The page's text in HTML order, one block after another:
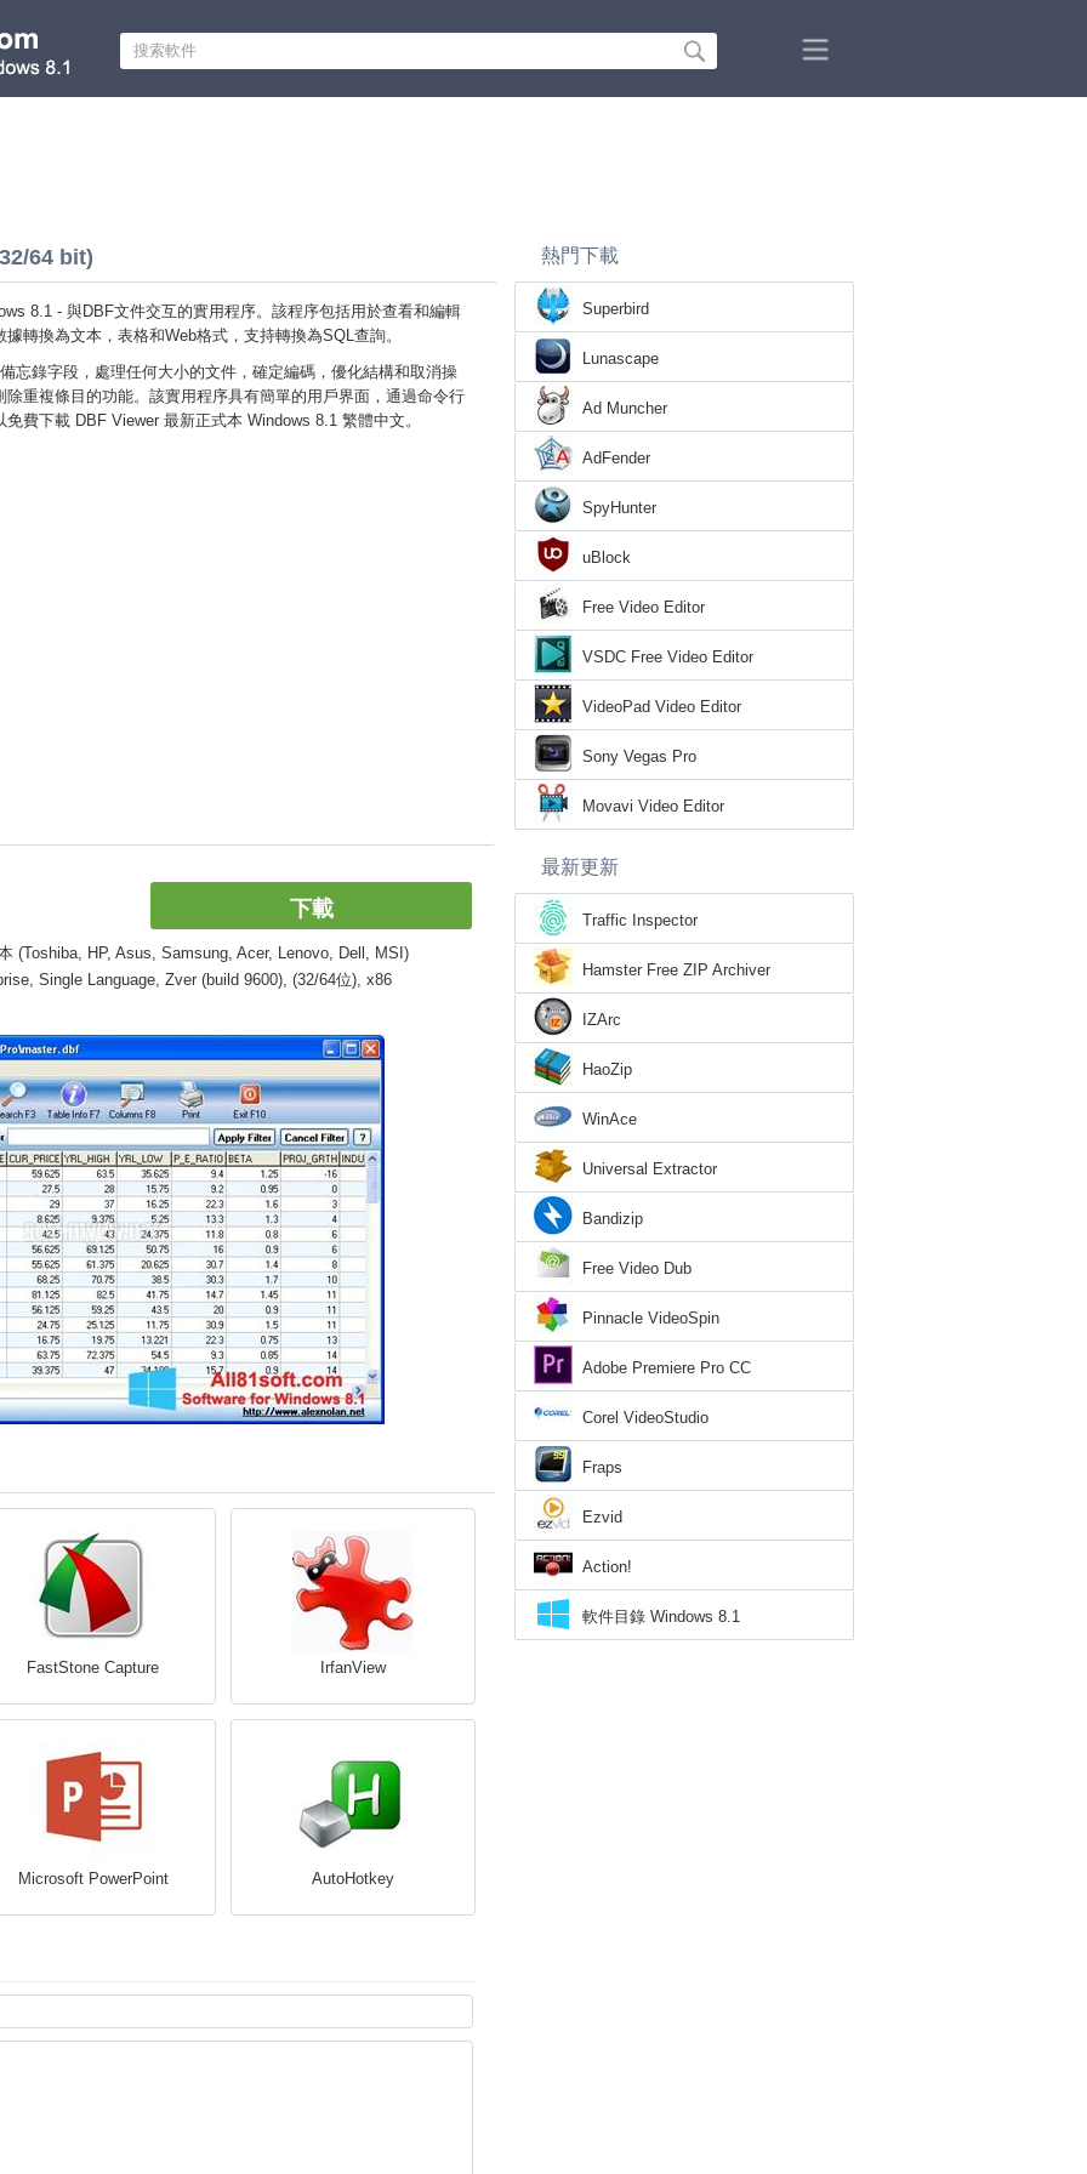
64 bit)
8.1 - 與DBF文件交互的實用程序。該程序包括用於查看和編輯
轉換為文本，表格和Web格式，支持轉換為SQL查詢。
忘錄字段，處理任何大小的文件，確定編碼，優化結構和取消操
除重複條目的功能。該實用程序具有簡單的用戶界面，通過命令行
費下載 DBF Viewer 最新正式本 Windows 8.1 繁體中文。
下載
(Toshiba, HP, Asus, Samsung, Acer, Lenovo, Dell, MSI)
Single Language, Zver (build 9600), (32/64位), x86
FastStone Capture IrfanView
Microsoft PowerPoint AutoHotkey
熱門下載
Superbird
Lunascape
Ad Muncher
AdFender
SpyHunter
uBlock
Free Video Editor
VSDC Free Video Editor
VideoPad Video Editor
Sony Vegas Pro
Movavi Video Editor
最新更新
Traffic Inspector
Hamster Free ZIP Archiver
IZArc
HaoZip
WinAce
Universal Extractor
Bandizip
Free Video Dub
Pinnacle VideoSpin
Adobe Premiere Pro CC
Corel VideoStudio
Fraps
Ezvid
Action!
軟件目錄 Windows 8.1